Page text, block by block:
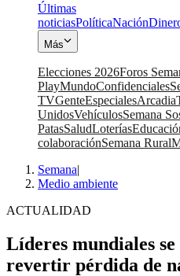
Últimas
noticiasPolíticaNación
Más
Elecciones 2026Foros
PlayMundoConfidenciales
TVGenteEspecialesArcadia
UnidosVehículosSemana
PatasSaludLoterías
colaboraciónSemana Rural
Semana|
Medio ambiente
ACTUALIDAD
Líderes mundiales
revertir pérdida de